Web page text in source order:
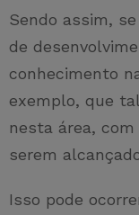
Sendo assim,
de
conhecimento
exemplo, que
nesta área,
serem
Isso pode